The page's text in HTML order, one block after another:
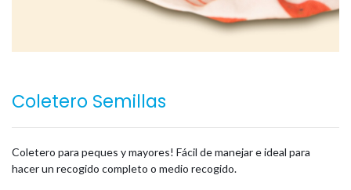
Coletero Semillas
Coletero para peques y mayores! Fácil de manejar e ideal para
hacer un recogido completo o medio recogido.